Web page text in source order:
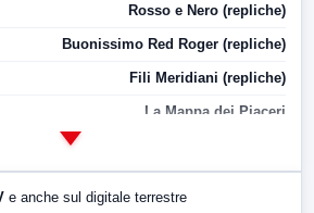
Rosso e Nero (repliche)
Buonissimo Red Roger (repliche)
Fili Meridiani (repliche)
La Mappa dei Piaceri
LabNews (replica)
e anche sul digitale terrestre